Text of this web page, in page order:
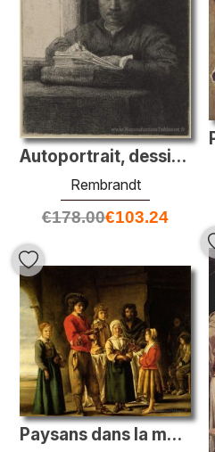
Autoportrait, dessin à une fenêtre
Rembrandt
€178.00€103.24
Paysans dans la maison des grottes